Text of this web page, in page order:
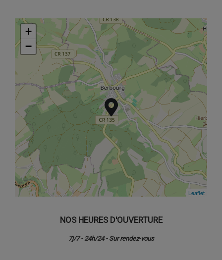
+
−
Leaflet
+
−
Leaflet
NOS HEURES D'OUVERTURE
7j/7 - 24h/24 - Sur rendez-vous